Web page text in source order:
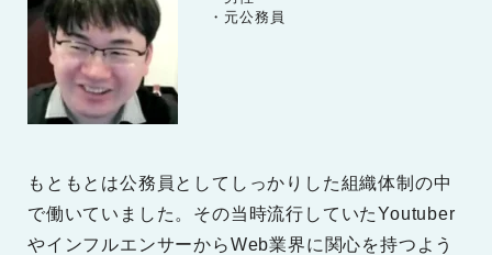
・元公務員
もともとは公務員としてしっかりした組織体制の中
で働いていました。その当時流行していたYoutuber
やインフルエンサーからWeb業界に関心を持つよう